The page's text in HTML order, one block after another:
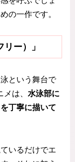
の一作です。
ー）」
という舞台で
は、 水泳部に
丁寧に描いて
いるだけでエ